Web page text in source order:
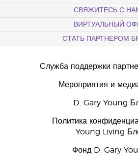
СВЯЖИТЕСЬ С
ВИРТУАЛЬНЫЙ
СТАТЬ ПАРТНЕРОМ
Служба поддержки
Мероприятия и
D. Gary Young
Политика
Young Living
Фонд D. Gary